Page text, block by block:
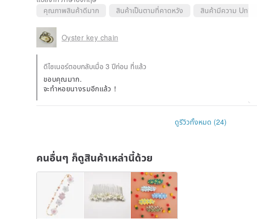
คุณภาพสินค้าดีมาก
สินค้าเป็นตามที่คาดหวัง สินค้ามีความ Unique
Oyster key chain
ดีไซเนอร์ตอบกลับเมื่อ 3 ปีก่อน ที่แล้ว
ขอบคุณมาก.
จะทำหอยนางรมอีกแล้ว！
ดูรีวิวทั้งหมด (24)
คนอื่นๆ ก็ดูสินค้าเหล่านี้ด้วย